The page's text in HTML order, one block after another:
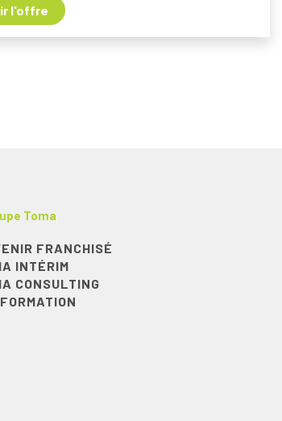
l'offre
Toma
FRANCHISÉ
INTÉRIM
CONSULTING